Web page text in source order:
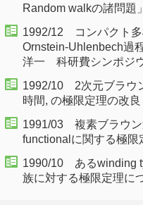
Random walkの諸問題
1992/12 コンパクト多
Ornstein-Uhlenbech過
洋一 科研費シンポジ
1992/10 2次元ブラウ
時間, の極限定理の改
1991/03 複素ブラウン
functionalに関する極
1990/10 あるwinding
族に対する極限定理